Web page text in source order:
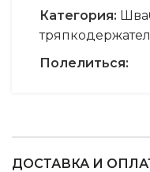
Категория:
Полелиться:
ДОСТАВКА И